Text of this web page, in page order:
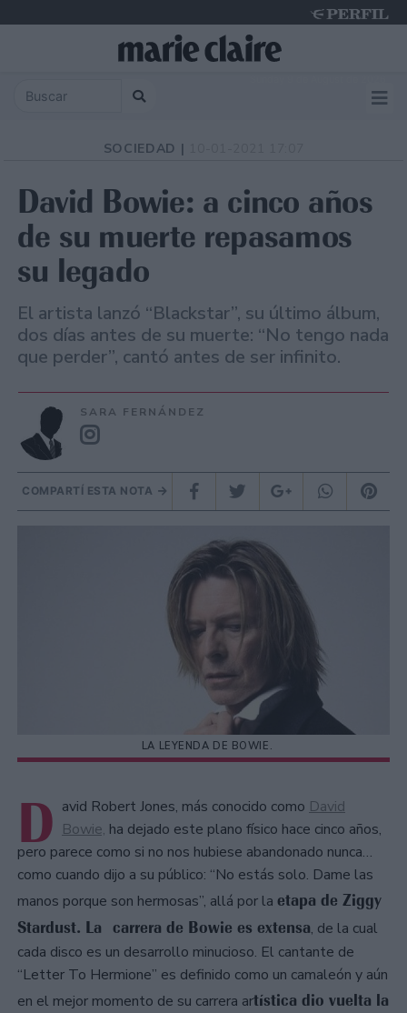
SOCIEDAD |
David Bowie: a cinco años
de su muerte repasamos
su legado
El artista lanzó “Blackstar”, su último álbum,
dos días antes de su muerte: “No tengo nada
que perder”, cantó antes de ser infinito.
SARA FERNÁNDEZ
COMPARTÍ ESTA NOTA
LA LEYENDA DE BOWIE.
D avid Robert Jones, más conocido como David
Bowie, ha dejado este plano físico hace cinco años,
pero parece como si no nos hubiese abandonado nunca…
como cuando dijo a su público: “No estás solo. Dame las
manos porque son hermosas”, allá por la etapa de Ziggy
Stardust. La carrera de Bowie es extensa, de la cual
cada disco es un desarrollo minucioso. El cantante de
“Letter To Hermione” es definido como un camaleón y aún
en el mejor momento de su carrera artística dio vuelta la